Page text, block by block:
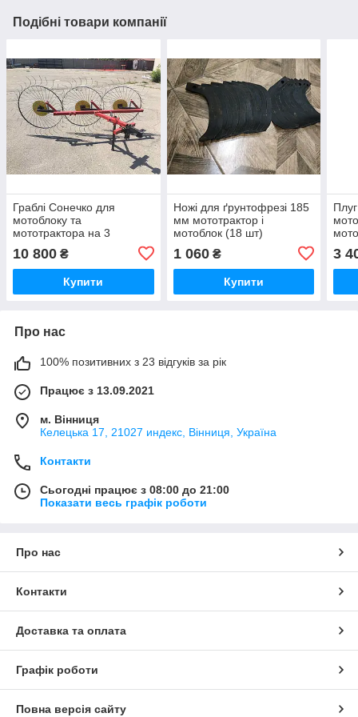
Подібні товари компанії
Граблі Сонечко для
мотоблоку та
мототрактора на 3
сіноворушилка
10 800 ₴
Купити
Ножі для ґрунтофрезі 185
мм мототрактор і
мотоблок (18 шт)
1 060₴
Купити
3
Про нас
100% позитивних з 23 відгуків за рік
Працює з 13.09.2021
м. Вінниця
Келецька 17, 21027 индекс, Вінниця, Україна
Контакти
Сьогодні працює з 08:00 до 21:00
Показати весь графік роботи
Про нас
Контакти
Доставка та оплата
Графік роботи
Повна версія сайту